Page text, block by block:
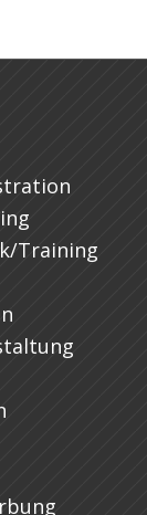
Training